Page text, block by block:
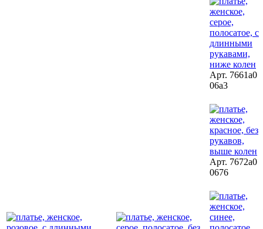
Арт. 7661a0
06a3
Арт. 7672a0
0676